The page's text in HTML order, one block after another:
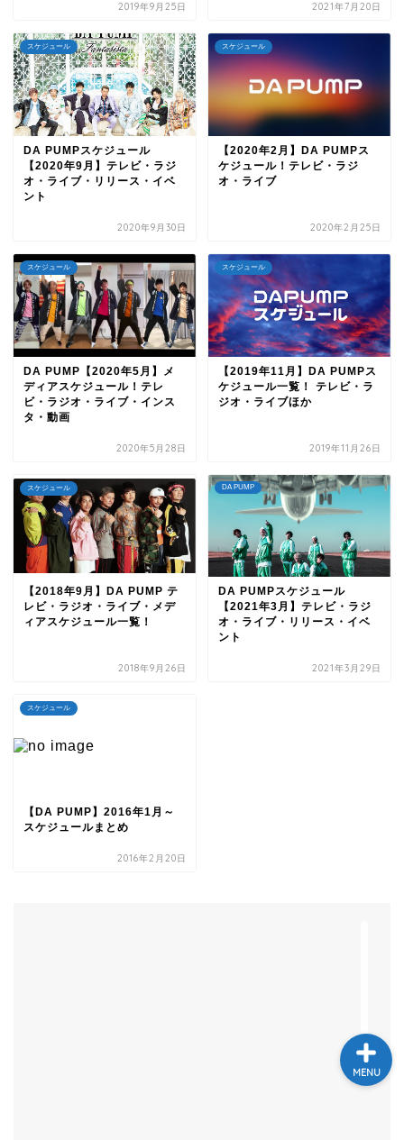
2019年9月25日 2021年7月20日
スケジュール
DA PUMPスケジュール
【2020年9月】テレビ・ラジ
オ・ライブ・リリース・イベ
ント
2020年9月30日
スケジュール
【2020年2月】DA PUMPス
ケジュール！テレビ・ラジ
オ・ライブ
2020年2月25日
スケジュール
DA PUMP【2020年5月】メ
ディアスケジュール！テレ
ビ・ラジオ・ライブ・インス
タ・動画
2020年5月28日
スケジュール
【2019年11月】DA PUMPス
ケジュール一覧！ テレビ・ラ
ジオ・ライブほか
2019年11月26日
スケジュール
【2018年9月】DA PUMP テ
レビ・ラジオ・ライブ・メデ
ィアスケジュール一覧！
2018年9月26日
DA PUMP
DA PUMPスケジュール
【2021年3月】テレビ・ラジ
オ・ライブ・リリース・イベ
ント
2021年3月29日
スケジュール
【DA PUMP】2016年1月～
スケジュールまとめ
2016年2月20日
MENU
メゾン・ド・ミュージック